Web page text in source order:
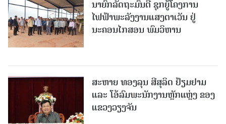
ນາຍົກລັດຖະມົນຕີ ຊຸກຍູ້ໂຄງການ
ໄຟຟ້າພະລັງງານແສງຕາເວັນ ຢູ່
ນະຄອນໄກສອນ ພົມວິຫານ
ສະຫາຍ ທອງລຸນ ສີສຸລິດ ຢ້ຽມຢາມ
ແລະ ໂອ້ລົມພະນັກງານຫຼັກແຫຼ່ງ ຂອງ
ແຂວງວຽງຈັນ